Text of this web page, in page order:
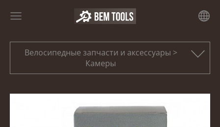
Велосипедные запчасти и аксессуары >
Камеры